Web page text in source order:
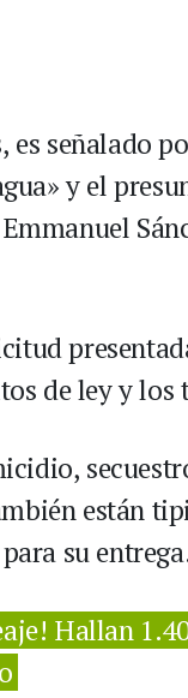
es señalado
y el
de ley y los
están
su
Hallan